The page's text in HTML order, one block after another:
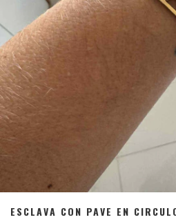
ESCLAVA CON PAVE EN